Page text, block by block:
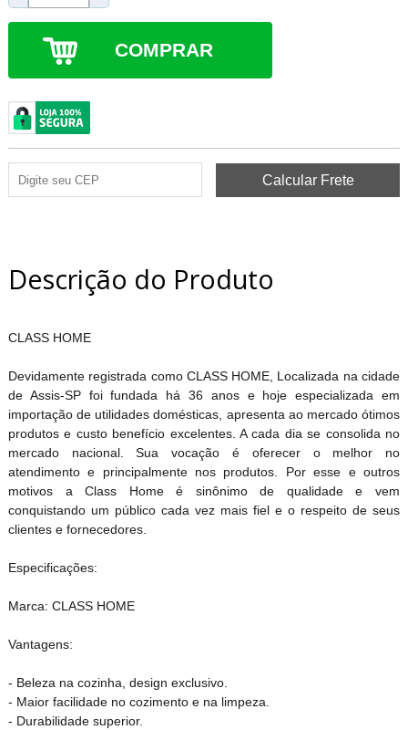
COMPRAR
Descrição do Produto
CLASS HOME
Devidamente registrada como CLASS HOME, Localizada na cidade
de Assis-SP foi fundada há 36 anos e hoje especializada em
importação de utilidades domésticas, apresenta ao mercado ótimos
produtos e custo benefício excelentes. A cada dia se consolida no
mercado nacional. Sua vocação é oferecer o melhor no
atendimento e principalmente nos produtos. Por esse e outros
motivos a Class Home é sinônimo de qualidade e vem
conquistando um público cada vez mais fiel e o respeito de seus
clientes e fornecedores.
Especificações:
Marca: CLASS HOME
Vantagens:
- Beleza na cozinha, design exclusivo.
- Maior facilidade no cozimento e na limpeza.
- Durabilidade superior.